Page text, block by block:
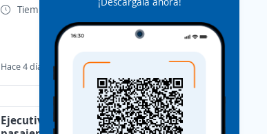
Tiempo completo
Hace 4 días Postular
Ejecutivo de atención al